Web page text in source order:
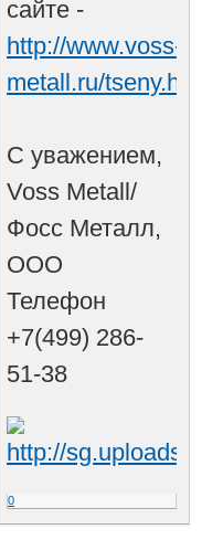
сайте -
http://www.voss-
metall.ru/tseny.html
С уважением,
Voss Metall/
Фосс Металл,
ООО
Телефон
+7(499) 286-
51-38
0